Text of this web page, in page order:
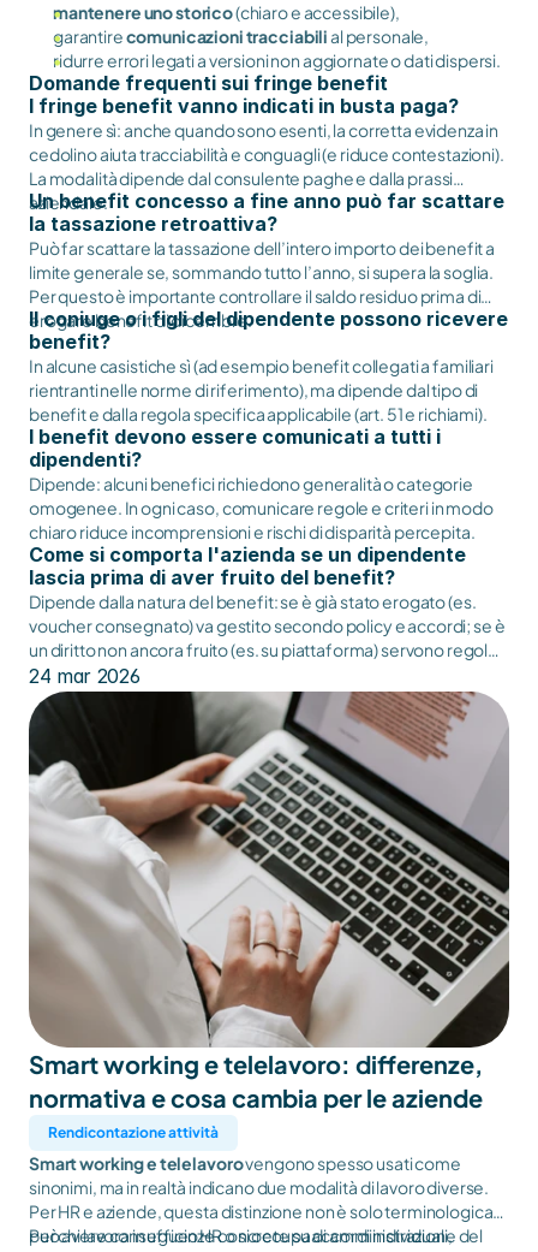
mantenere uno storico(chiaro e accessibile),
garantirecomunicazioni tracciabilial personale,
ridurre errori legati a versioni non aggiornate o dati dispersi.
Domande frequenti sui fringe benefit
I fringe benefit vanno indicati in busta paga?
In genere sì: anche quando sono esenti, la corretta evidenza in
cedolino aiuta tracciabilità e conguagli (e riduce contestazioni).
La modalità dipende dal consulente paghe e dalla prassi
aziendale.
Un benefit concesso a fine anno può far scattare
la tassazione retroattiva?
Può far scattare la tassazione dell’intero importo dei benefit a
limite generale se, sommando tutto l’anno, si supera la soglia.
Per questo è importante controllare il saldo residuo prima di
erogare benefit di dicembre.
Il coniuge o i figli del dipendente possono ricevere
benefit?
In alcune casistiche sì (ad esempio benefit collegati a familiari
rientranti nelle norme di riferimento), ma dipende dal tipo di
benefit e dalla regola specifica applicabile (art. 51 e richiami).
I benefit devono essere comunicati a tutti i
dipendenti?
Dipende: alcuni benefici richiedono generalità o categorie
omogenee. In ogni caso, comunicare regole e criteri in modo
chiaro riduce incomprensioni e rischi di disparità percepita.
Come si comporta l'azienda se un dipendente
lascia prima di aver fruito del benefit?
Dipende dalla natura del benefit: se è già stato erogato (es.
voucher consegnato) va gestito secondo policy e accordi; se è
un diritto non ancora fruito (es. su piattaforma) servono regole
chiare su revoca/chiusura e tracciabilità.
24 mar 2026
Smart working e telelavoro: differenze,
normativa e cosa cambia per le aziende
Rendicontazione attività
Smart working e telelavorovengono spesso usati come
sinonimi, ma in realtà indicano due modalità di lavoro diverse.
Per HR e aziende, questa distinzione non è solo terminologica:
può avere conseguenze concrete su accordi individuali,
Per chi lavora in ufficio HR o si occupa di amministrazione del